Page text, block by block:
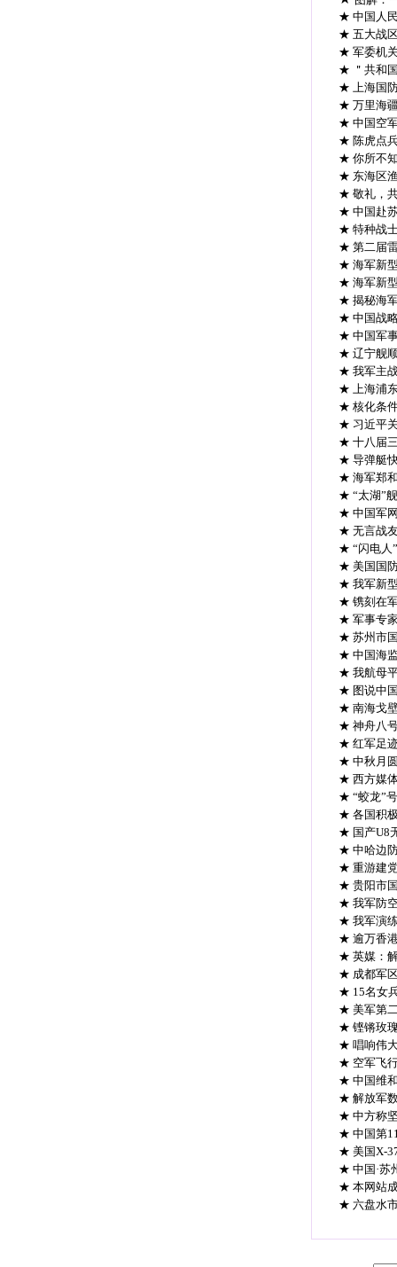
★ 中国人
★ 五大战
★ 军委机
★ ＂共和
★ 上海国
★ 万里海
★ 中国空
★ 陈虎点
★ 你所不
★ 东海区
★ 敬礼，
★ 中国赴
★ 特种战
★ 第二届
★ 海军新
★ 海军新
★ 揭秘海
★ 中国战
★ 中国军
★ 辽宁舰
★ 我军主
★ 上海浦
★ 核化条
★ 习近平
★ 十八届
★ 导弹艇
★ 海军郑
★ “太湖”
★ 中国军
★ 无言战
★ “闪电人
★ 美国国
★ 我军新
★ 镌刻在
★ 军事专
★ 苏州市
★ 中国海
★ 我航母
★ 图说中
★ 南海戈
★ 神舟八
★ 红军足
★ 中秋月
★ 西方媒
★ “蛟龙”
★ 各国积
★ 国产U8
★ 中哈边
★ 重游建
★ 贵阳市
★ 我军防
★ 我军演
★ 逾万香
★ 英媒：
★ 成都军
★ 15名女
★ 美军第
★ 铿锵玫
★ 唱响伟
★ 空军飞
★ 中国维
★ 解放军
★ 中方称
★ 中国第
★ 美国X-
★ 中国·苏
★ 本网站
★ 六盘水